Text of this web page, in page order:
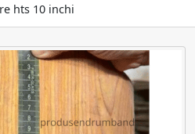
hts 10 inchi